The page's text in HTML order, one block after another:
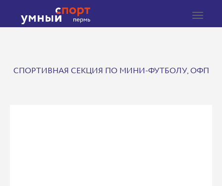
Toggle
СПОРТИВНАЯ СЕКЦИЯ ПО МИНИ-ФУТБОЛУ, ОФП